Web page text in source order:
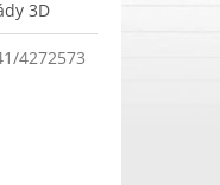
3D
na
4272573